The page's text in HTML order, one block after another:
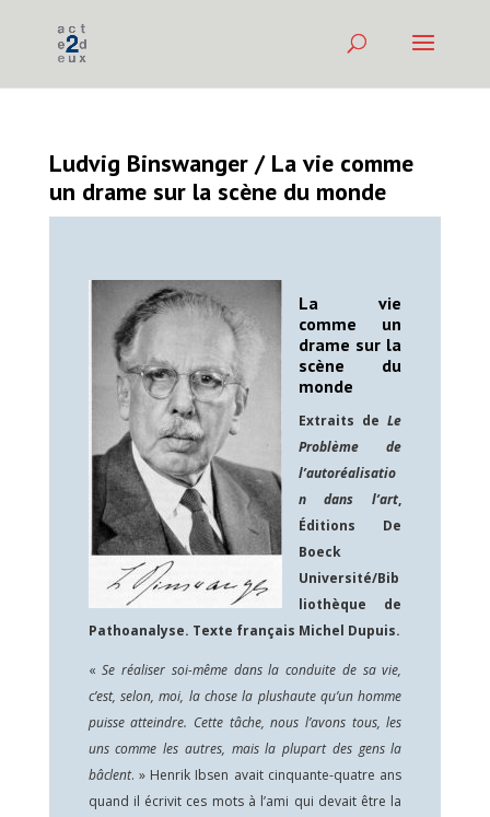
Ludvig Binswanger / La vie comme
un drame sur la scène du monde
La vie
comme un
drame sur la
scène du
monde
Extraits deLe
Problème de
l’autoréalisatio
n dans l’art,
Éditions De
Boeck
Université/Bib
liothèque de
Pathoanalyse. Texte français Michel Dupuis.
«Se réaliser soi-même dans la conduite de sa vie,
c’est, selon, moi, la chose la plushaute qu’un homme
puisse atteindre. Cette tâche, nous l’avons tous, les
uns comme les autres, mais la plupart des gens la
bâclent. » Henrik Ibsen avait cinquante-quatre ans
quand il écrivit ces mots à l’ami qui devait être la